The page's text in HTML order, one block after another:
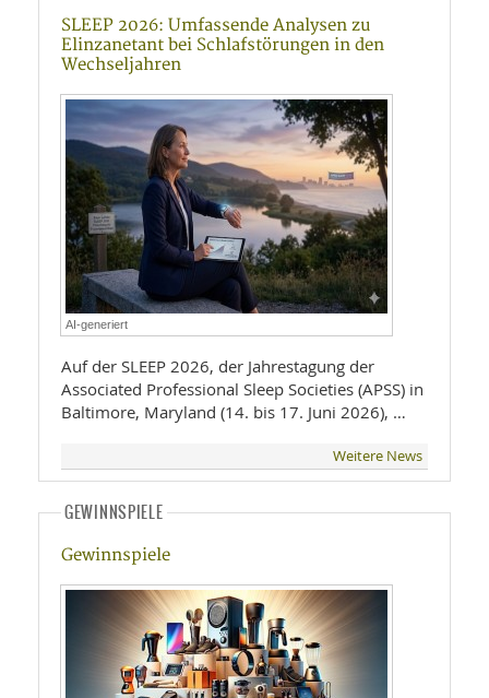
SLEEP 2026: Umfassende Analysen zu
Elinzanetant bei Schlafstörungen in den
Wechseljahren
AI-generiert
Auf der SLEEP 2026, der Jahrestagung der
Associated Professional Sleep Societies (APSS) in
Baltimore, Maryland (14. bis 17. Juni 2026), …
Weitere News
GEWINNSPIELE
Gewinnspiele